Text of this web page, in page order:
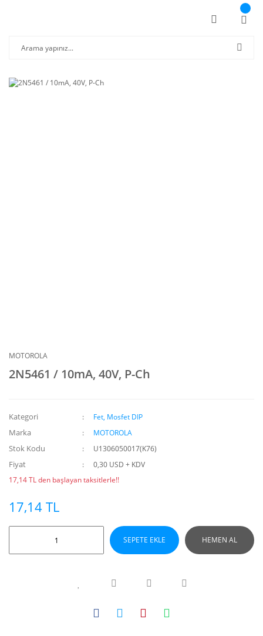
MOTOROLA
2N5461 / 10mA, 40V, P-Ch
Kategori Fet, Mosfet DIP
Marka MOTOROLA
Stok Kodu U1306050017(K76)
Fiyat
0,30 USD + KDV
17,14 TL den başlayan taksitlerle!!
17,14 TL
SEPETE EKLE HEMEN AL